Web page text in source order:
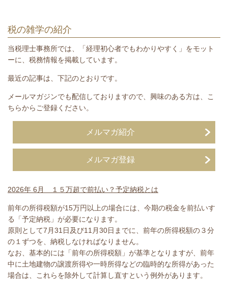
税の雑学の紹介
当税理士事務所では、「経理初心者でもわかりやすく」をモット
ーに、税務情報を掲載しています。
最近の記事は、下記のとおりです。
メールマガジンでも配信しておりますので、興味のある方は、こ
ちらからご登録ください。
メルマガ紹介
メルマガ登録
2026年 6月 １５万超で前払い？予定納税とは
前年の所得税額が15万円以上の場合には、今期の税金を前払いす
る「予定納税」が必要になります。
原則として7月31日及び11月30日までに、前年の所得税額の３分
の１ずつを、納税しなければなりません。
なお、基本的には「前年の所得税額」が基準となりますが、前年
中に土地建物の譲渡所得や一時所得などの臨時的な所得があった
場合は、これらを除外して計算し直すという例外があります。